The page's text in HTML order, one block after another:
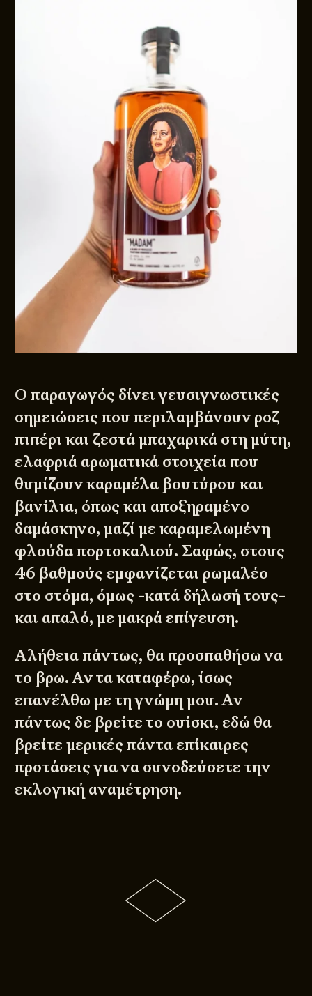
Ο παραγωγός δίνει γευσιγνωστικές
σημειώσεις που περιλαμβάνουν ροζ
πιπέρι και ζεστά μπαχαρικά στη μύτη,
ελαφριά αρωματικά στοιχεία που
θυμίζουν καραμέλα βουτύρου και
βανίλια, όπως και αποξηραμένο
δαμάσκηνο, μαζί με καραμελωμένη
φλούδα πορτοκαλιού. Σαφώς, στους
46 βαθμούς εμφανίζεται ρωμαλέο
στο στόμα, όμως -κατά δήλωσή τους-
και απαλό, με μακρά επίγευση.
Αλήθεια πάντως, θα προσπαθήσω να
το βρω. Αν τα καταφέρω, ίσως
επανέλθω με τη γνώμη μου. Αν
πάντως δε βρείτε το ουίσκι, εδώ θα
βρείτε μερικές πάντα επίκαιρες
προτάσεις για να συνοδεύσετε την
εκλογική αναμέτρηση.